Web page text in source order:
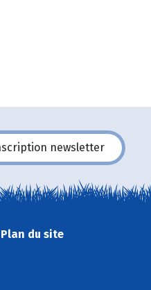
newsletter
Plan du site